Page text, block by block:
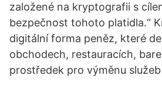
založené na kryptografii s
bezpečnost tohoto platidla.“
digitální forma peněz, které
obchodech, restauracích,
prostředek pro výměnu